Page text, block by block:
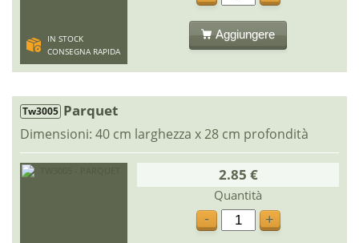
IN STOCK
CONSEGNA RAPIDA
Aggiungere
Tw3005 Parquet
Dimensioni: 40 cm larghezza x 28 cm profondità
2.85 €
Quantità
-
+